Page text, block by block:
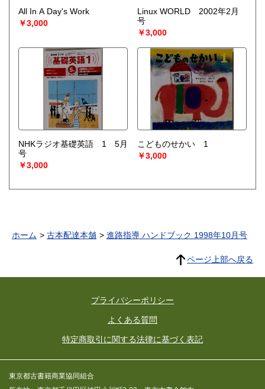
All In A Day's Work
￥3,000
Linux WORLD 2002年2月
号
￥3,000
NHKラジオ基礎英語 1 5月
号
￥3,000
こどものせかい 1
￥3,000
ホーム 古本配達本舗 進路指導 ハンドブック 1998年10月号
ページ上部へ戻る
プライバシーポリシー
よくある質問
特定商取引に関する法律に基づく表記
東京都古書籍商業協同組合